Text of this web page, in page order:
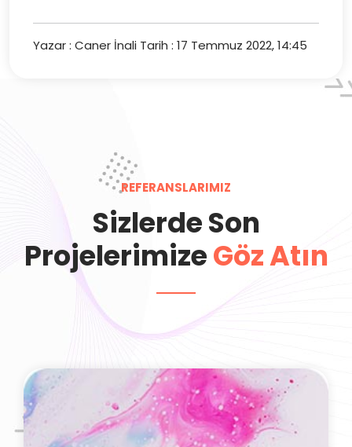
Yazar : Caner İnali Tarih : 17 Temmuz 2022, 14:45
REFERANSLARIMIZ
Sizlerde Son
ProjelerimizeGöz Atın